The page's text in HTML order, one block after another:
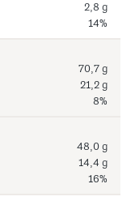
2,8 g
14%
70,7 g
21,2 g
8%
48,0 g
14,4 g
16%